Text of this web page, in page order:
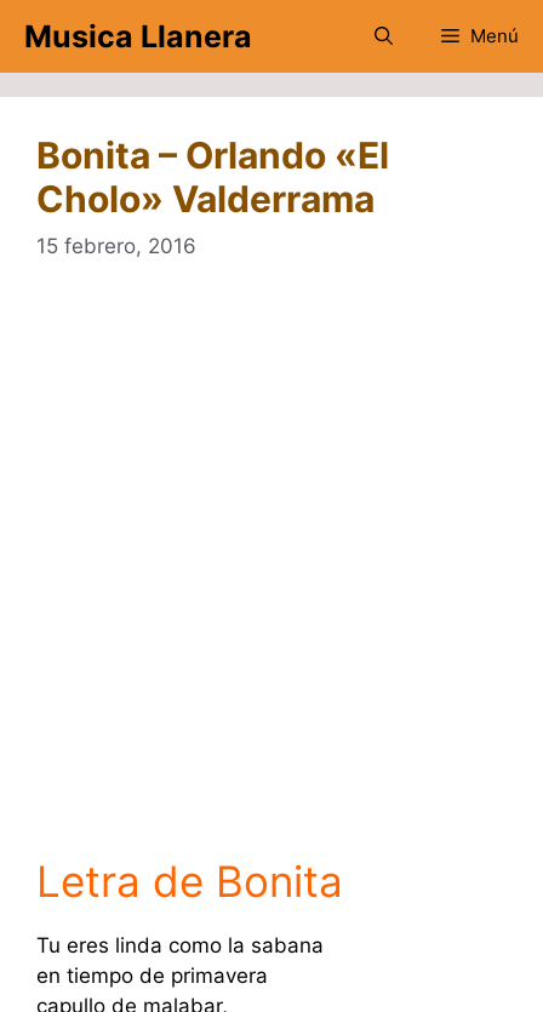
contenido
Musica Llanera Menú
Bonita – Orlando «El
Cholo» Valderrama
15 febrero, 2016
Letra de Bonita
Tu eres linda como la sabana
en tiempo de primavera
capullo de malabar,